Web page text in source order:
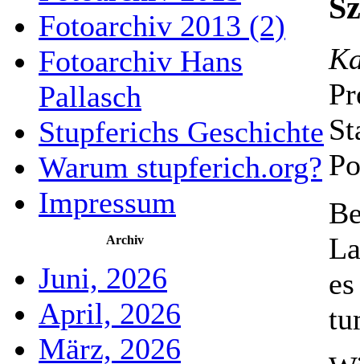
Fotoarchiv 2013 (2)
Fotoarchiv Hans
Pallasch
Stupferichs Geschichte
Warum stupferich.org?
Impressum
Archiv
Juni, 2026
April, 2026
März, 2026